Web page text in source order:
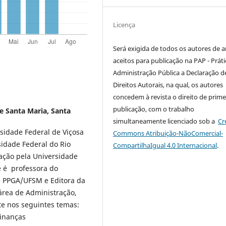
Santa Maria, Santa
Federal de Viçosa
Federal do Rio
pela Universidade
é professora do
UFSM e Editora da
de Administração,
nos seguintes temas:
Licença
Será exigida de todos os autores de
aceitos para publicação na PAP -
Administração Pública a Declaração
Direitos Autorais, na qual, os autores
concedem à revista o direito de
publicação, com o trabalho
simultaneamente licenciado sob a
Commons Atribuição-NãoComercial-
CompartilhaIgual 4.0 Internacional.